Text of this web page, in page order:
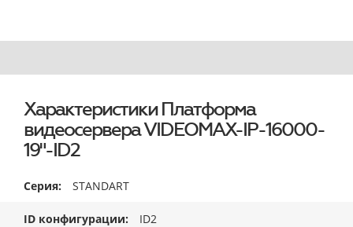
Характеристики Платформа
видеосервера VIDEOMAX-IP-16000-
19"-ID2
Серия STANDART
ID конфигурации ID2